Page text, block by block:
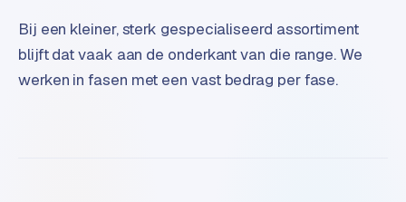
Bij een kleiner, sterk gespecialiseerd assortiment
blijft dat vaak aan de onderkant van die range. We
werken in fasen met een vast bedrag per fase.